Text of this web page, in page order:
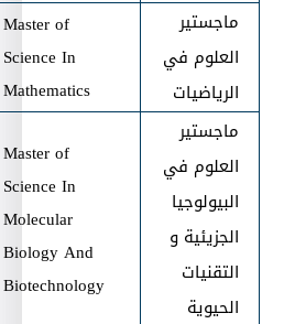
ماجستير
العلوم في
الرياضيات
Master of
Science In
Mathematics
ماجستير
العلوم في
البيولوجيا
الجزيئية و
التقنيات
الحيوية
Master of
Science In
Molecular
Biology And
Biotechnology